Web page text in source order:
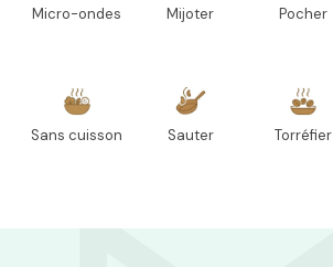
Micro-ondes Mijoter Pocher
Sans cuisson Sauter Torréfier